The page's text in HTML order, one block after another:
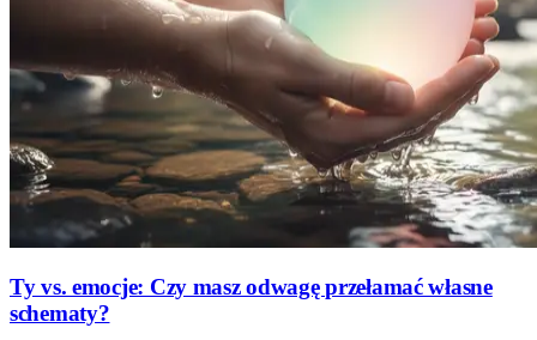
Ty vs. emocje: Czy masz odwagę przełamać własne
schematy?